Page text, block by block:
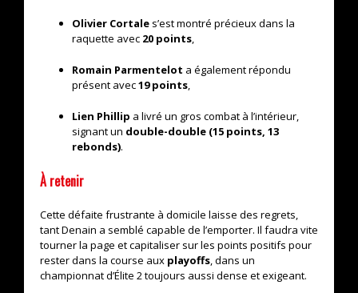
Olivier Cortale s’est montré précieux dans la
raquette avec 20 points,
Romain Parmentelot a également répondu
présent avec19 points,
Lien Phillip a livré un gros combat à l’intérieur,
signant un double-double (15 points, 13
rebonds).
À retenir
Cette défaite frustrante à domicile laisse des regrets,
tant Denain a semblé capable de l’emporter. Il faudra vite
tourner la page et capitaliser sur les points positifs pour
rester dans la course aux playoffs, dans un
championnat d’Élite 2 toujours aussi dense et exigeant.